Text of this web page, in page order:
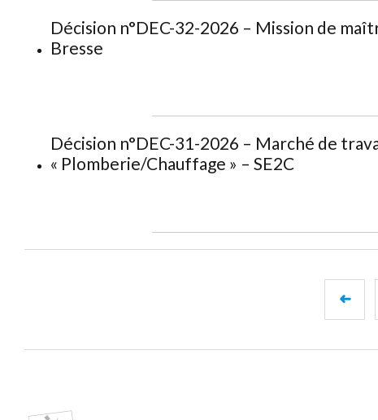
Décision n°DEC-32-2026 – Mission de
Bresse
Décision n°DEC-31-2026 – Marché de
« Plomberie/Chauffage » – SE2C
➜